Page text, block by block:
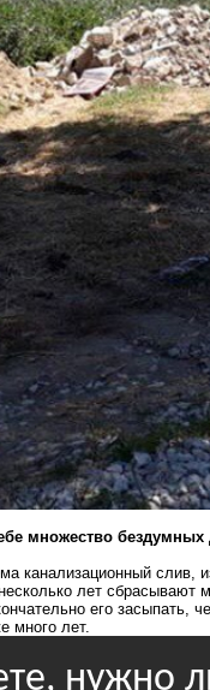
множество бездумных
канализационный слив,
лет сбрасывают
его засыпать,
много лет.